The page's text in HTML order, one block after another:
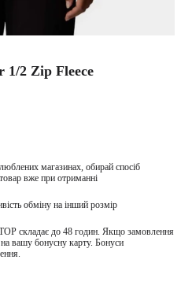
1/2 Zip Fleece
магазинах, обирай спосіб
вже при отриманні
обміну на інший розмір
складає до 48 годин. Якщо замовлення
вашу бонусну карту. Бонуси